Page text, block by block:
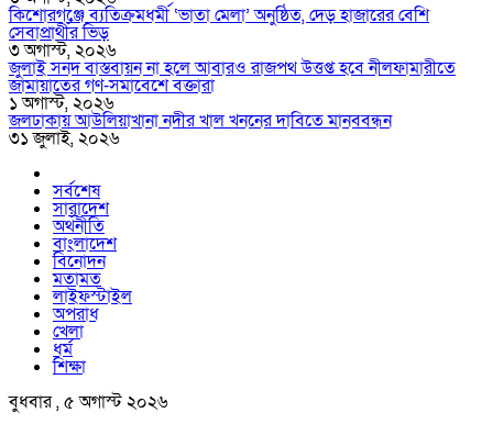
কিশোরগঞ্জে ব্যতিক্রমধর্মী ‘ভাতা মেলা’ অনুষ্ঠিত, দেড় হাজারের বেশি
সেবাপ্রার্থীর ভিড়
৩ অগাস্ট, ২০২৬
জুলাই সনদ বাস্তবায়ন না হলে আবারও রাজপথ উত্তপ্ত হবে নীলফামারীতে
জামায়াতের গণ-সমাবেশে বক্তারা
১ অগাস্ট, ২০২৬
জলঢাকায় আউলিয়াখানা নদীর খাল খননের দাবিতে মানববন্ধন
৩১ জুলাই, ২০২৬
সর্বশেষ
সারাদেশ
অর্থনীতি
বাংলাদেশ
বিনোদন
মতামত
লাইফস্টাইল
অপরাধ
খেলা
ধর্ম
শিক্ষা
বুধবার , ৫ অগাস্ট ২০২৬